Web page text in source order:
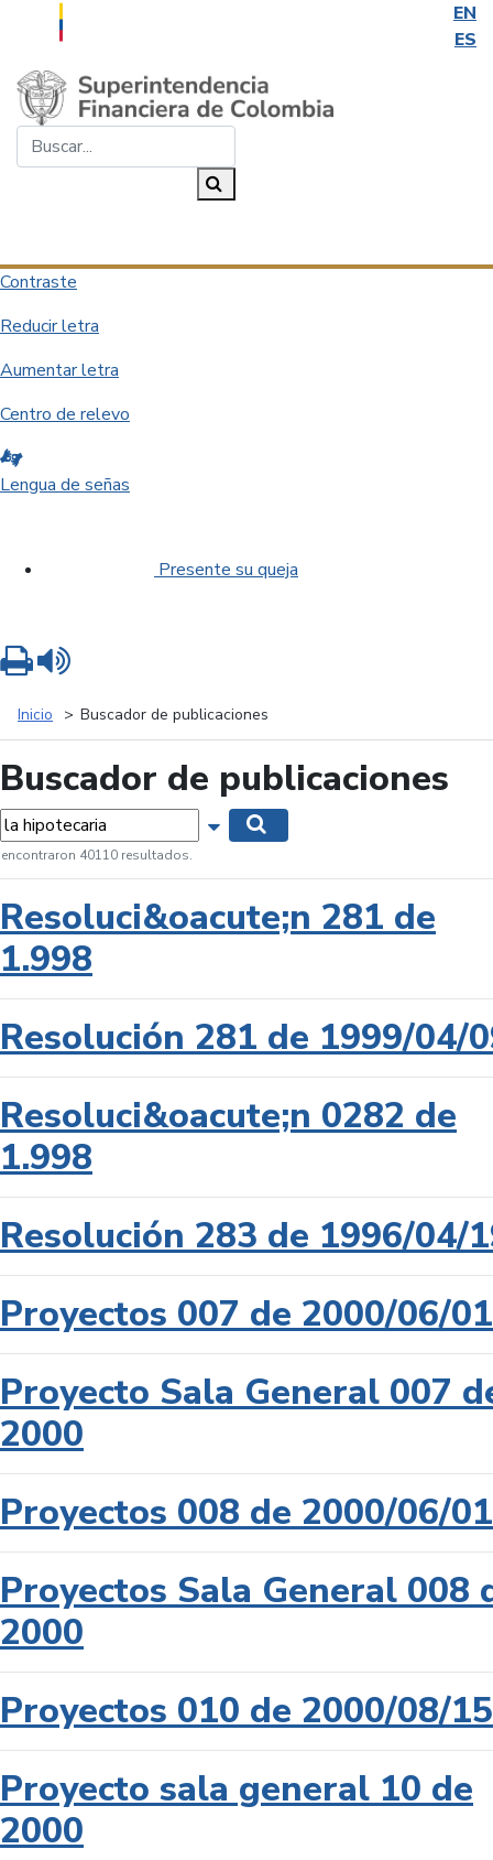
EN
ES
Saltar al contenido principal
Contraste
Reducir letra
Aumentar letra
Centro de relevo
Lengua de señas
Presente su queja
Inicio Buscador de publicaciones
Buscador de publicaciones
Mostrar opciones de búsqueda
encontraron 40110 resultados.
Resoluci&oacute;n 281 de
1.998
Resolución 281 de 1999/04/
Resoluci&oacute;n 0282 de
1.998
Resolución 283 de 1996/04/
Proyectos 007 de 2000/06/01
Proyecto Sala General 007
2000
Proyectos 008 de 2000/06/01
Proyectos Sala General 008
2000
Proyectos 010 de 2000/08/15
Proyecto sala general 10 de
2000
Imprimir